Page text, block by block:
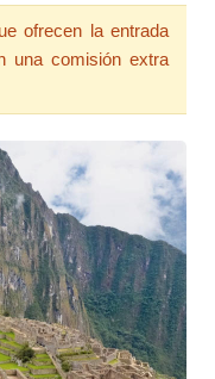
ofrecen la entrada
una comisión extra